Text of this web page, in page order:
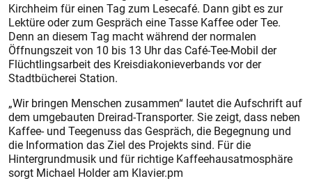
Kirchheim für einen Tag zum Lesecafé. Dann gibt es zur
Lektüre oder zum Gespräch eine Tasse Kaffee oder Tee.
Denn an diesem Tag macht während der normalen
Öffnungszeit von 10 bis 13 Uhr das Café-Tee-Mobil der
Flüchtlingsarbeit des Kreisdiakonieverbands vor der
Stadtbücherei Station.
„Wir bringen Menschen zusammen“ lautet die Aufschrift auf
dem umgebauten Dreirad-Transporter. Sie zeigt, dass neben
Kaffee- und Teegenuss das Gespräch, die Begegnung und
die Information das Ziel des Projekts sind. Für die
Hintergrundmusik und für richtige Kaffeehausatmosphäre
sorgt Michael Holder am Klavier.pm